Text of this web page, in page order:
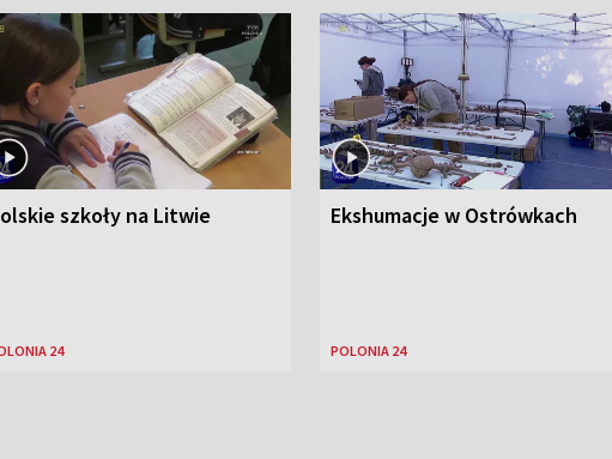
szkoły na Litwie
24
Ekshumacje w Ostrówkach
POLONIA 24